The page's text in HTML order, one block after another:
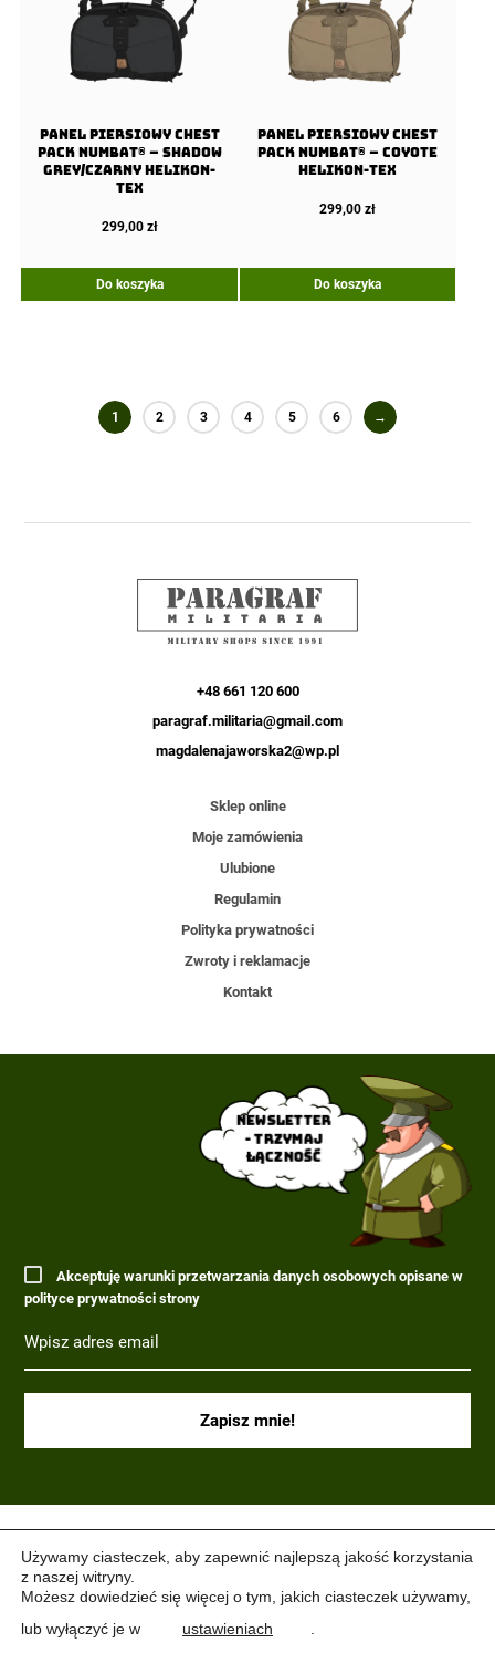
Panel Piersiowy Chest
Pack Numbat® – Shadow
Grey/Czarny Helikon-
Tex
299,00 zł
Do koszyka
Panel Piersiowy Chest
Pack Numbat® – Coyote
Helikon-Tex
299,00 zł
Do koszyka
1 2 3 4 5 6 →
+48 661 120 600
paragraf.militaria@gmail.com
magdalenajaworska2@wp.pl
Sklep online
Moje zamówienia
Ulubione
Regulamin
Polityka prywatności
Zwroty i reklamacje
Kontakt
Akceptuję warunki przetwarzania danych osobowych opisane w
polityce prywatności strony
Newsletter
- trzymaj
łączność
Używamy ciasteczek, aby zapewnić najlepszą jakość korzystania
z naszej witryny.
Możesz dowiedzieć się więcej o tym, jakich ciasteczek używamy,
lub wyłączyć je w
ustawieniach